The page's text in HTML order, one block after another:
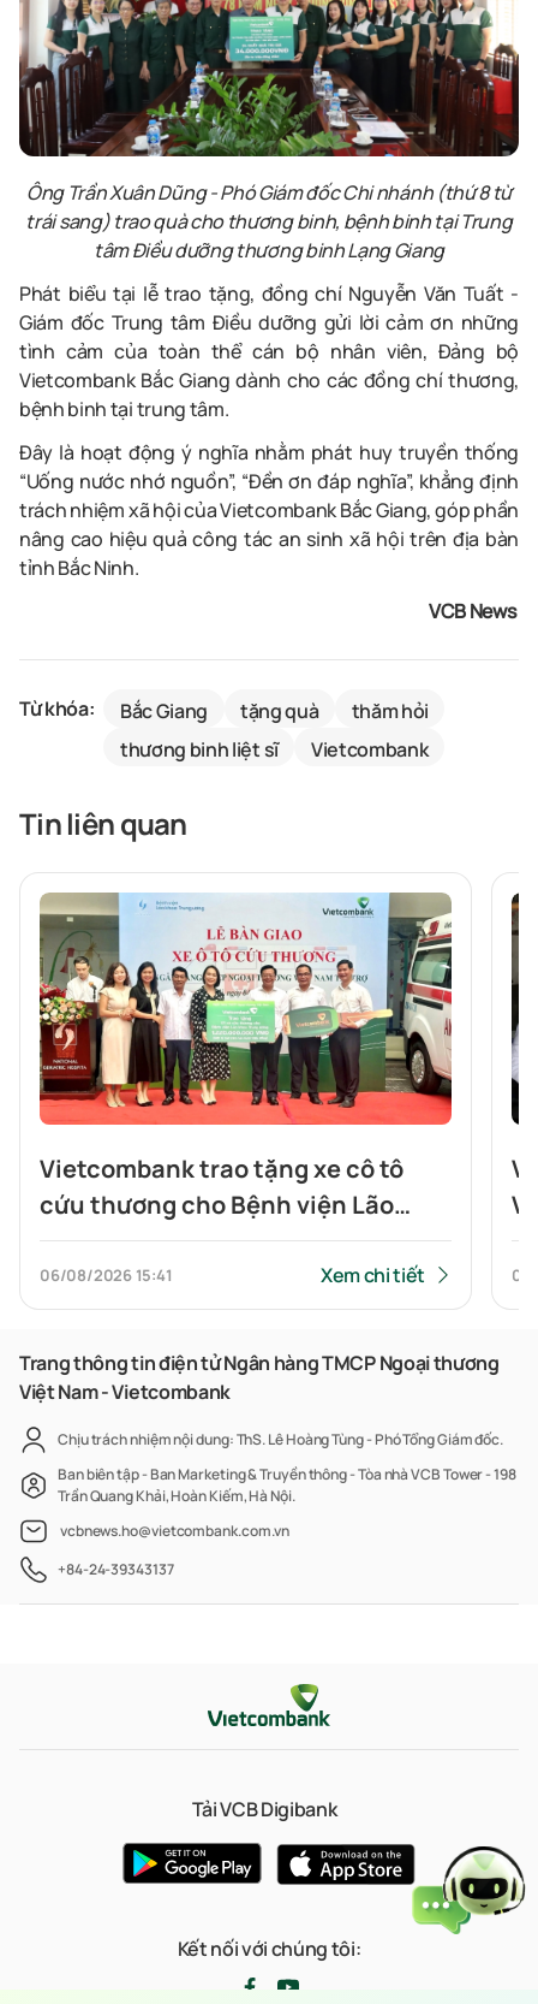
Ông Trần Xuân Dũng - Phó Giám đốc Chi nhánh (thứ 8 từ
trái sang) trao quà cho thương binh, bệnh binh tại Trung
tâm Điều dưỡng thương binh Lạng Giang
Phát biểu tại lễ trao tặng, đồng chí Nguyễn Văn Tuất -
Giám đốc Trung tâm Điều dưỡng gửi lời cảm ơn những
tình cảm của toàn thể cán bộ nhân viên, Đảng bộ
Vietcombank Bắc Giang dành cho các đồng chí thương,
bệnh binh tại trung tâm.
Đây là hoạt động ý nghĩa nhằm phát huy truyền thống
“Uống nước nhớ nguồn”, “Đền ơn đáp nghĩa”, khẳng định
trách nhiệm xã hội của Vietcombank Bắc Giang, góp phần
nâng cao hiệu quả công tác an sinh xã hội trên địa bàn
tỉnh Bắc Ninh.
VCB News
Từ khóa: Bắc Giang tặng quà
thăm hỏi
thương binh liệt sĩ
Vietcombank
Tin liên quan
Vietcombank trao tặng xe cô tô
cứu thương cho Bệnh viện Lão
khoa Trung ương
06/08/2026 15:41 Xem chi tiết
Trang thông tin điện tử Ngân hàng TMCP Ngoại thương
Việt Nam - Vietcombank
Chịu trách nhiệm nội dung: ThS. Lê Hoàng Tùng - Phó Tổng Giám đốc.
Ban biên tập - Ban Marketing & Truyền thông - Tòa nhà VCB Tower - 198
Trần Quang Khải, Hoàn Kiếm, Hà Nội.
vcbnews.ho@vietcombank.com.vn
+84-24-39343137
Tải VCB Digibank
Kết nối với chúng tôi: